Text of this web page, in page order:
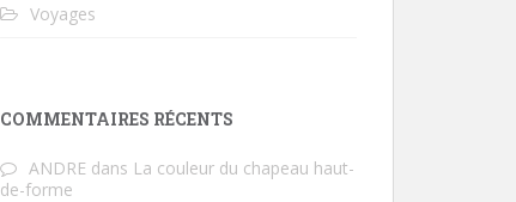
Voyages
COMMENTAIRES RÉCENTS
ANDRE dans La couleur du chapeau haut-
de-forme